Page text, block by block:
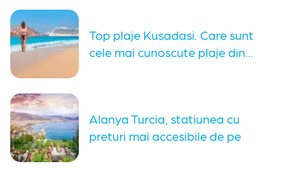
Top plaje Kusadasi. Care sunt
cele mai cunoscute plaje din...
Alanya Turcia, statiunea cu
preturi mai accesibile de pe